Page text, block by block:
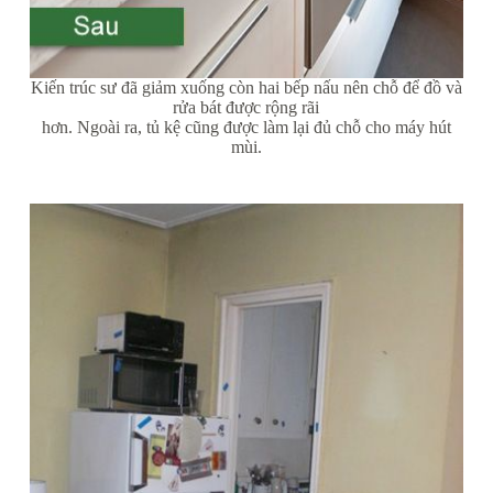
Kiến trúc sư đã giảm xuống còn hai bếp nấu nên chỗ để đồ và
rửa bát được rộng rãi
hơn. Ngoài ra, tủ kệ cũng được làm lại đủ chỗ cho máy hút
mùi.